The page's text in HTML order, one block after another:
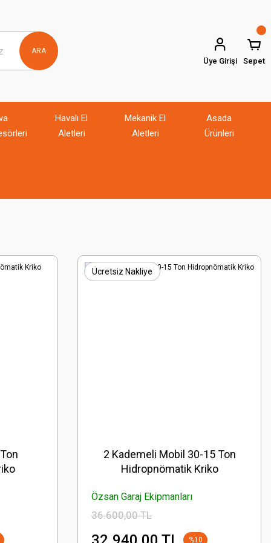
ARA
Üye Girişi Sepet
Havalı El
Aletleri
Mekanik El
Aletleri
Asada
Ürünleri
Ücretsiz Nakliye
2 Kademeli Mobil 30-15 Ton
Hidropnömatik Kriko
Özsan Garaj Ekipmanları
36.600,00 TL
%10